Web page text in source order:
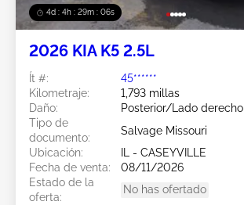
4d : 4h : 29m : 03s
2026 KIA K5 2.5L
Ít #:
45******
Kilometraje:
1,793 millas
Daño:
Posterior/Lado derecho
Tipo de
documento:
Salvage Missouri
Ubicación:
IL - CASEYVILLE
Fecha de venta:
08/11/2026
Estado de la
oferta:
No has ofertado